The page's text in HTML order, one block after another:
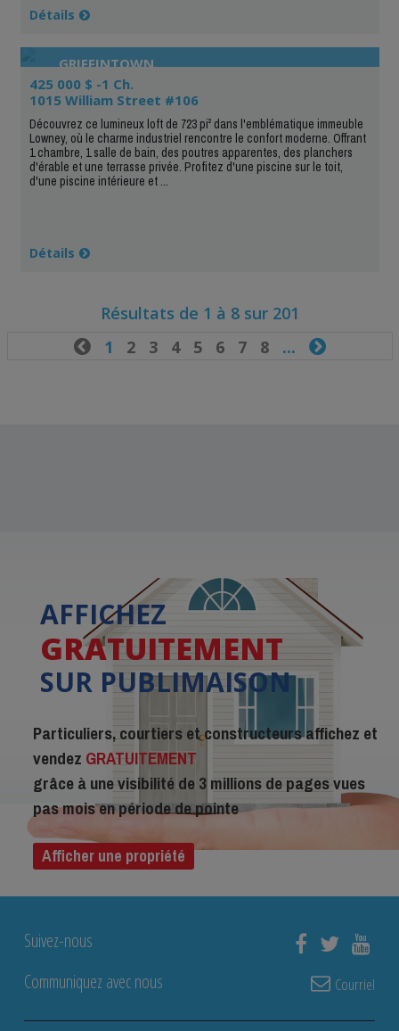
Détails
GRIFFINTOWN
425 000 $ -1 Ch.
1015 William Street #106
Découvrez ce lumineux loft de 723 pi² dans l'emblématique immeuble
Lowney, où le charme industriel rencontre le confort moderne. Offrant
1 chambre, 1 salle de bain, des poutres apparentes, des planchers
d'érable et une terrasse privée. Profitez d'une piscine sur le toit,
d'une piscine intérieure et ...
Détails
Résultats de 1 à 8 sur 201
1 2 3 4 5 6 7 8... 
AFFICHEZ
GRATUITEMENT
SUR PUBLIMAISON
Particuliers, courtiers et constructeurs affichez et
vendez GRATUITEMENT
grâce à une visibilité de 3 millions de pages vues
pas mois en période de pointe
Afficher une propriété
Suivez-nous
Communiquez avec nous
Courriel